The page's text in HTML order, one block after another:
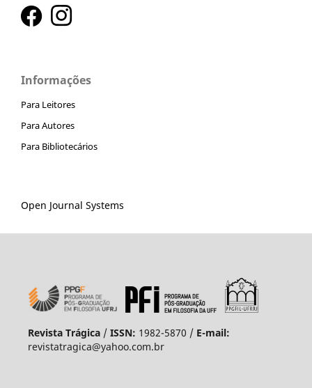
Informações
Para Leitores
Para Autores
Para Bibliotecários
Open Journal Systems
Revista Trágica/ ISSN: 1982-5870 / E-mail:
revistatragica@yahoo.com.br